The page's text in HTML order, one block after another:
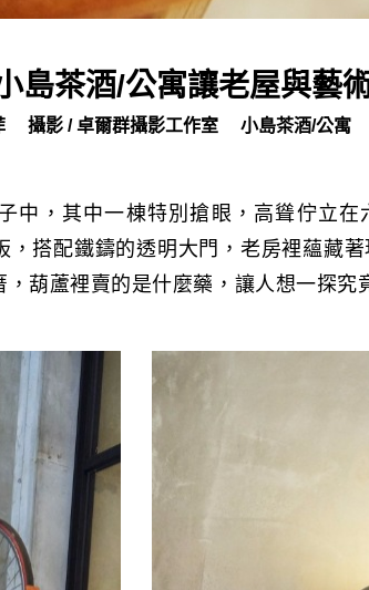
島茶酒/公寓讓老屋與藝
攝影 / 卓爾群攝影工作室 小島茶酒/公寓
中，其中一棟特別搶眼，高聳佇立在
，搭配鐵鑄的透明大門，老房裡蘊藏
葫蘆裡賣的是什麼藥，讓人想一探究